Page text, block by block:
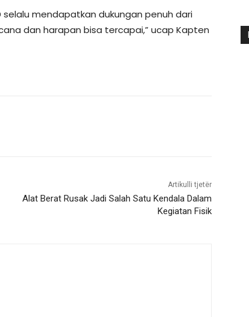
selalu mendapatkan dukungan penuh dari
dan harapan bisa tercapai,” ucap Kapten
Artikulli tjetër
Alat Berat Rusak Jadi Salah Satu Kendala Dalam
Kegiatan Fisik